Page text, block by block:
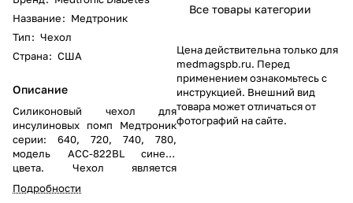
Название: Медтроник
Тип: Чехол
Страна: США
Описание
Силиконовый чехол для
инсулиновых помп Медтроник
серии: 640, 720, 740, 780,
модель ACC-822BL синего
цвета. Чехол является
оригинальным и изготовлен из
прочного цветного силикона и
Подробности
Все товары категории
Цена действительна только для
medmagspb.ru. Перед
применением ознакомьтесь с
инструкцией. Внешний вид
товара может отличаться от
фотографий на сайте.